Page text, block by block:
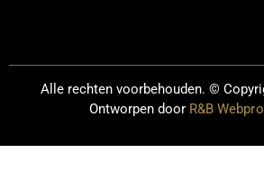
Alle rechten voorbehouden. ©
Ontworpen door R&B